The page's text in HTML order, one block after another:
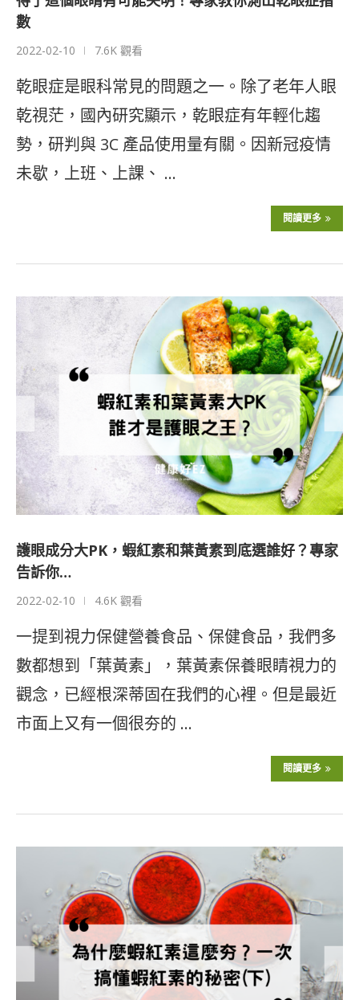
數
2022-02-10 7.6K 觀看
乾眼症是眼科常見的問題之一。除了老年人眼
乾視茫，國內研究顯示，乾眼症有年輕化趨
勢，研判與 3C 產品使用量有關。因新冠疫情
未歇，上班、上課、 …
閱讀更多
護眼成分大PK，蝦紅素和葉黃素到底選誰好？專家
告訴你…
2022-02-10 4.6K 觀看
一提到視力保健營養食品、保健食品，我們多
數都想到「葉黃素」，葉黃素保養眼睛視力的
觀念，已經根深蒂固在我們的心裡。但是最近
市面上又有一個很夯的 …
閱讀更多